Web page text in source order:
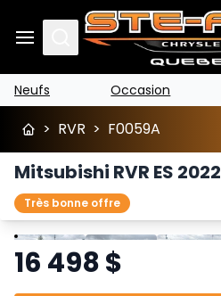
Search
Neufs Occasion
> RVR > F0059A
Mitsubishi RVR ES 2022
Très bonne offre
ArrêterPrécédent
Suivant
16 498$